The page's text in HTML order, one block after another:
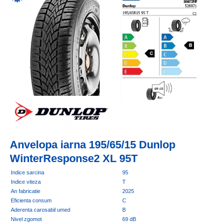
Anvelopa iarna 195/65/15 Dunlop
WinterResponse2 XL 95T
Indice sarcina
95
Indice viteza
T
An fabricatie
2025
Eficienta consum
C
Aderenta carosabil umed
B
Nivel zgomot
69 dB